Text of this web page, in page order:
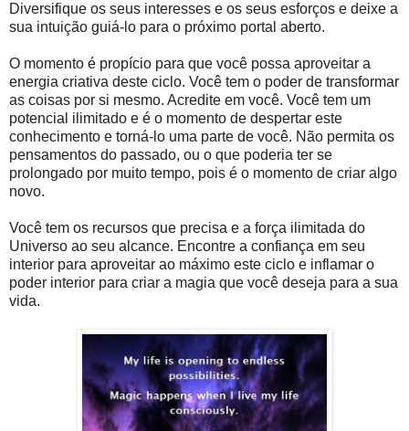
Diversifique os seus interesses e os seus esforços e deixe a
sua intuição guiá-lo para o próximo portal aberto.
O momento é propício para que você possa aproveitar a
energia criativa deste ciclo. Você tem o poder de transformar
as coisas por si mesmo. Acredite em você. Você tem um
potencial ilimitado e é o momento de despertar este
conhecimento e torná-lo uma parte de você. Não permita os
pensamentos do passado, ou o que poderia ter se
prolongado por muito tempo, pois é o momento de criar algo
novo.
Você tem os recursos que precisa e a força ilimitada do
Universo ao seu alcance. Encontre a confiança em seu
interior para aproveitar ao máximo este ciclo e inflamar o
poder interior para criar a magia que você deseja para a sua
vida.